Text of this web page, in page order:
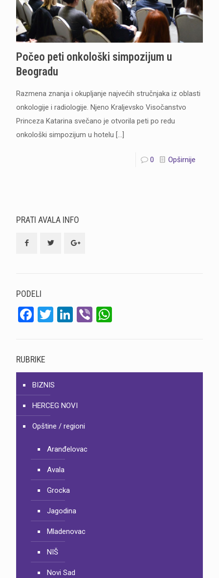
Počeo peti onkološki simpozijum u
Beogradu
Razmena znanja i okupljanje najvećih stručnjaka iz oblasti
onkologije i radiologije. Njeno Kraljevsko Visočanstvo
Princeza Katarina svečano je otvorila peti po redu
onkološki simpozijum u hotelu […]
0 Opširnije
PRATI AVALA INFO
PODELI
Facebook
Twitter
LinkedIn
Viber
RUBRIKE
BIZNIS
HERCEG NOVI
Opštine / regioni
Aranđelovac
Avala
Grocka
Jagodina
Mladenovac
NIŠ
Novi Sad